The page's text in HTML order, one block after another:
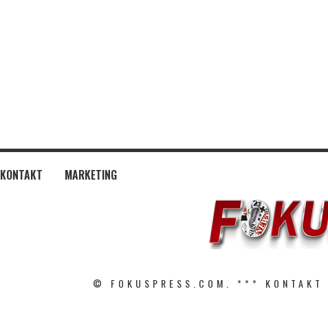
KONTAKT MARKETING
© FOKUSPRESS.COM. *** KONTAKT